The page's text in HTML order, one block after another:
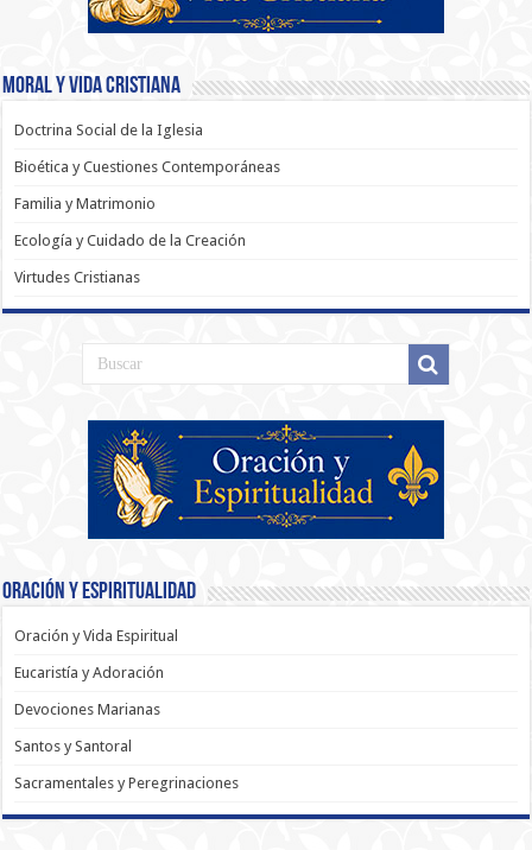
Moral y Vida Cristiana
Doctrina Social de la Iglesia
Bioética y Cuestiones Contemporáneas
Familia y Matrimonio
Ecología y Cuidado de la Creación
Virtudes Cristianas
Oración y Espiritualidad
Oración y Vida Espiritual
Eucaristía y Adoración
Devociones Marianas
Santos y Santoral
Sacramentales y Peregrinaciones